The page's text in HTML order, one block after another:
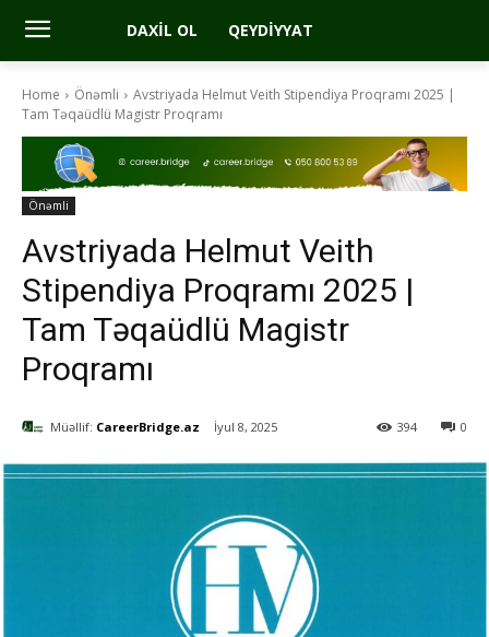
DAXIL OL QEYDIYYAT
Home Önəmli
Avstriyada Helmut Veith Stipendiya Proqramı 2025 |
Tam Təqaüdlü Magistr Proqramı
Önəmli
Avstriyada Helmut Veith
Stipendiya Proqramı 2025 |
Tam Təqaüdlü Magistr
Proqramı
Müəllif: CareerBridge.az İyul 8, 2025 0
394